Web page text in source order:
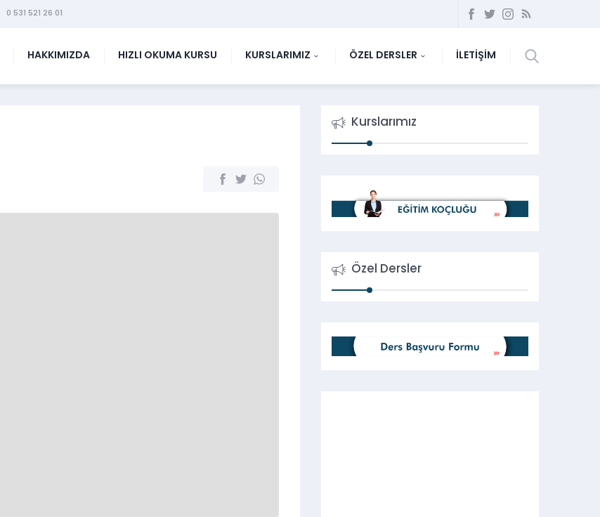
0 531 521 26 01
HAKKIMIZDA HIZLI OKUMA KURSU KURSLARIMIZ ÖZEL DERSLER İLETİŞİM
Kurslarımız
Özel Dersler